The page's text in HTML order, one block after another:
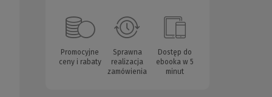
Promocyjne
ceny i rabaty
Sprawna
realizacja
zamówienia
Dostęp do
ebooka w 5
minut